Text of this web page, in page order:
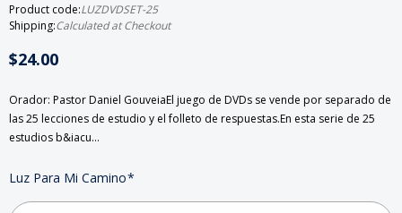
Product code:LUZDVDSET-25
Shipping:Calculated at Checkout
$24.00
Orador: Pastor Daniel GouveiaEl juego de DVDs se vende por separado de
las 25 lecciones de estudio y el folleto de respuestas.En esta serie de 25
estudios b&iacu…
Luz Para Mi Camino*